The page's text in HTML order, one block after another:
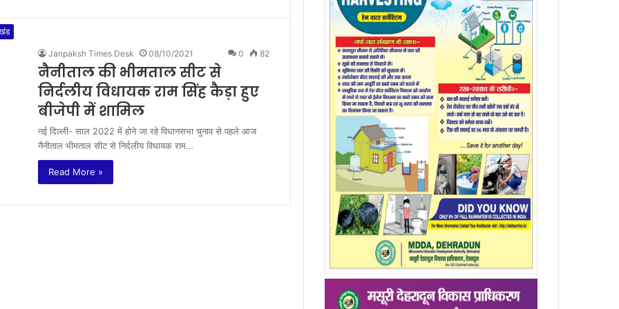
Janpaksh Times Desk 08/10/2021 0 82
नैनीताल की भीमताल सीट से
निर्दलीय विधायक राम सिंह कैड़ा हुए
बीजेपी में शामिल
नई दिल्ली- साल 2022 में होने जा रहे विधानसभा चुनाव से पहले आज
नैनीताल भीमताल सीट से निर्दलीय विधायक राम…
Read More »